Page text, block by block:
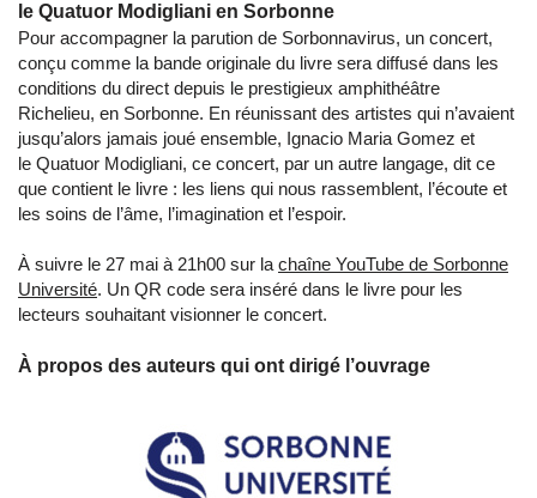
le Quatuor Modigliani en Sorbonne
Pour accompagner la parution de Sorbonnavirus, un concert,
conçu comme la bande originale du livre sera diffusé dans les
conditions du direct depuis le prestigieux amphithéâtre
Richelieu, en Sorbonne. En réunissant des artistes qui n’avaient
jusqu’alors jamais joué ensemble, Ignacio Maria Gomez et
le Quatuor Modigliani, ce concert, par un autre langage, dit ce
que contient le livre : les liens qui nous rassemblent, l’écoute et
les soins de l’âme, l’imagination et l’espoir.
À suivre le 27 mai à 21h00 sur la chaîne YouTube de Sorbonne
Université. Un QR code sera inséré dans le livre pour les
lecteurs souhaitant visionner le concert.
À propos des auteurs qui ont dirigé l’ouvrage